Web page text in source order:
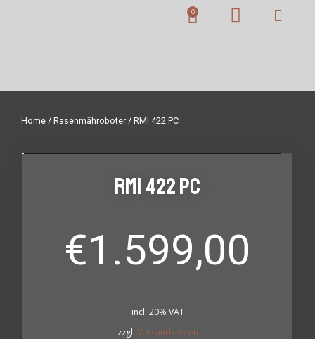
Home / Rasenmähroboter / RMI 422 PC
RMI 422 PC
€1.599,00
incl. 20% VAT
zzgl. Versandkosten